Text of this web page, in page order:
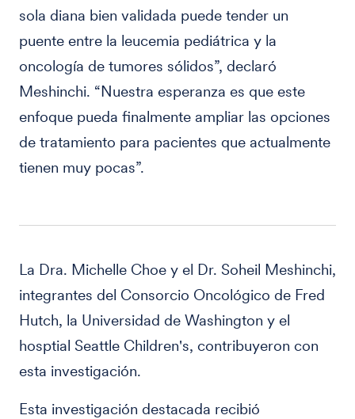
sola diana bien validada puede tender un
puente entre la leucemia pediátrica y la
oncología de tumores sólidos”, declaró
Meshinchi. “Nuestra esperanza es que este
enfoque pueda finalmente ampliar las opciones
de tratamiento para pacientes que actualmente
tienen muy pocas”.
La Dra. Michelle Choe y el Dr. Soheil Meshinchi,
integrantes del Consorcio Oncológico de Fred
Hutch, la Universidad de Washington y el
hosptial Seattle Children's, contribuyeron con
esta investigación.
Esta investigación destacada recibió